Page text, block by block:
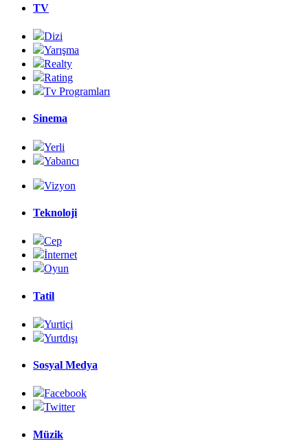
TV
Dizi
Yarışma
Realty
Rating
Tv Programları
Sinema
Yerli
Yabancı
Vizyon
Teknoloji
Cep
İnternet
Oyun
Tatil
Yurtiçi
Yurtdışı
Sosyal Medya
Facebook
Twitter
Müzik